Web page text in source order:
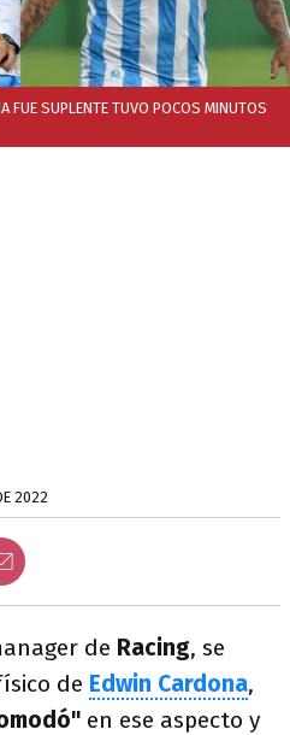
FUE SUPLENTE TUVO POCOS MINUTOS
2022
de Racing, se
de Edwin Cardona,
en ese aspecto y